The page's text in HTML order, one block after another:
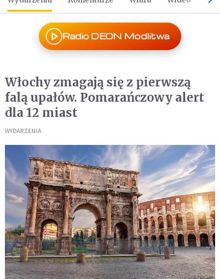
Radio DEON Modlitwa
Włochy zmagają się z pierwszą
falą upałów. Pomarańczowy alert
dla 12 miast
WYDARZENIA